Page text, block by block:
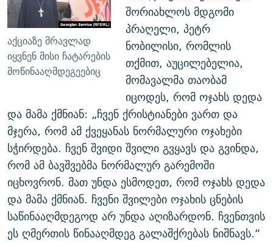
აქციაზე მრავლად
იყვნენ მისი ჩატარების
მოწინააღმდეგეებიც
შორიახლოს მდგომი
პრაღელი, პეტრ
ნობილისი, რომლის
თქმით, აუცილებელია,
მომავალმა თაობამ
იცოდეს, რომ ოჯახს დედა
და მამა ქმნიან: „ჩვენ ქრისტიანები ვართ და
მჯერა, რომ ამ ქვეყანას ნორმალური ოჯახები
სჭირდება. ჩვენ შვიდი შვილი გვყავს და გვინდა,
რომ ამ ბავშვებმა ნორმალურ გარემოში
იცხოვრონ. მათ უნდა ესმოდეთ, რომ ოჯახს დედა
და მამა ქმნიან. ჩვენი შვილები ოჯახის ცნების
საწინააღმდეგოდ არ უნდა აღიზარდონ. ჩვენთვის
ეს ღმერთის წინააღმდეგ გალაშქრებას ნიშნავს.“